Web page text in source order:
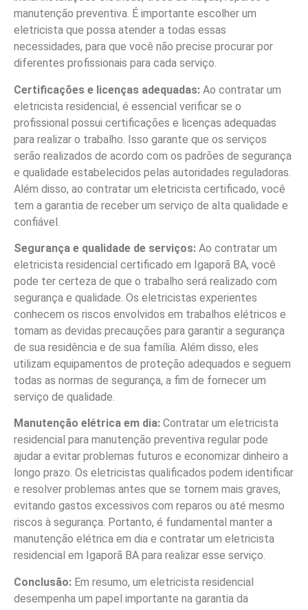
manutenção preventiva. É importante escolher um
eletricista que possa atender a todas essas
necessidades, para que você não precise procurar por
diferentes profissionais para cada serviço.
Certificações e licenças adequadas: Ao contratar um
eletricista residencial, é essencial verificar se o
profissional possui certificações e licenças adequadas
para realizar o trabalho. Isso garante que os serviços
serão realizados de acordo com os padrões de segurança
e qualidade estabelecidos pelas autoridades reguladoras.
Além disso, ao contratar um eletricista certificado, você
tem a garantia de receber um serviço de alta qualidade e
confiável.
Segurança e qualidade de serviços: Ao contratar um
eletricista residencial certificado em Igaporã BA, você
pode ter certeza de que o trabalho será realizado com
segurança e qualidade. Os eletricistas experientes
conhecem os riscos envolvidos em trabalhos elétricos e
tomam as devidas precauções para garantir a segurança
de sua residência e de sua família. Além disso, eles
utilizam equipamentos de proteção adequados e seguem
todas as normas de segurança, a fim de fornecer um
serviço de qualidade.
Manutenção elétrica em dia: Contratar um eletricista
residencial para manutenção preventiva regular pode
ajudar a evitar problemas futuros e economizar dinheiro a
longo prazo. Os eletricistas qualificados podem identificar
e resolver problemas antes que se tornem mais graves,
evitando gastos excessivos com reparos ou até mesmo
riscos à segurança. Portanto, é fundamental manter a
manutenção elétrica em dia e contratar um eletricista
residencial em Igaporã BA para realizar esse serviço.
Conclusão: Em resumo, um eletricista residencial
desempenha um papel importante na garantia da